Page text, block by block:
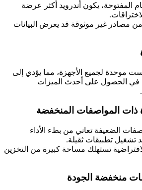
المفتوحة، يكون أندرويد أكثر عرضة
مصادر غير موثوقة قد يعرض البيانات
موحدة لجميع الأجهزة، مما يؤدي إلى
في الحصول على أحدث الميزات
الضعيفة تعاني من بطء الأداء
تشغيل تطبيقات ثقيلة.
تستهلك مساحة كبيرة من التخزين